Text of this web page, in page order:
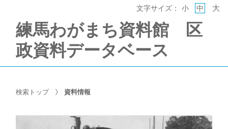
練馬わがまち資料館 区
政資料データベース
文字サイズ： 小 中 大
検索トップ 資料情報